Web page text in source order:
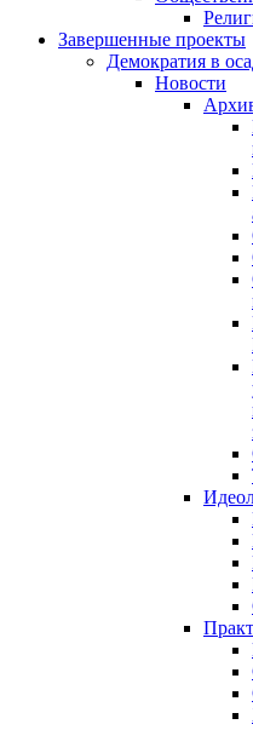
Завершенные проекты
Демократия в
Новости